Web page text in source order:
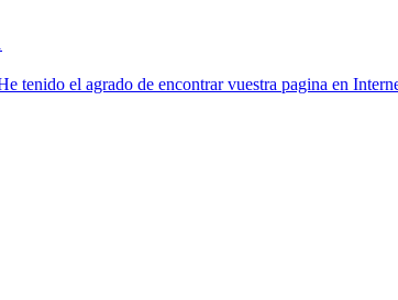
el agrado de encontrar vuestra pagina en